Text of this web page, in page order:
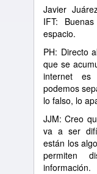
Javier
IFT:
espacio.
PH: Directo
que se
internet es
podemos
lo falso, lo
JJM: Creo
va a ser
están los
permiten
información.